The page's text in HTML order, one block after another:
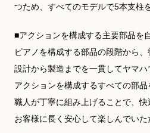
つため、すべてのモデルで5本支柱
■アクションを構成する主要部品を
ピアノを構成する部品の段階から、
設計から製造までを一貫してヤマハ
アクションを構成するすべての部
職人が丁寧に組み上げることで、快
お客様に長く安心して楽しんでいた